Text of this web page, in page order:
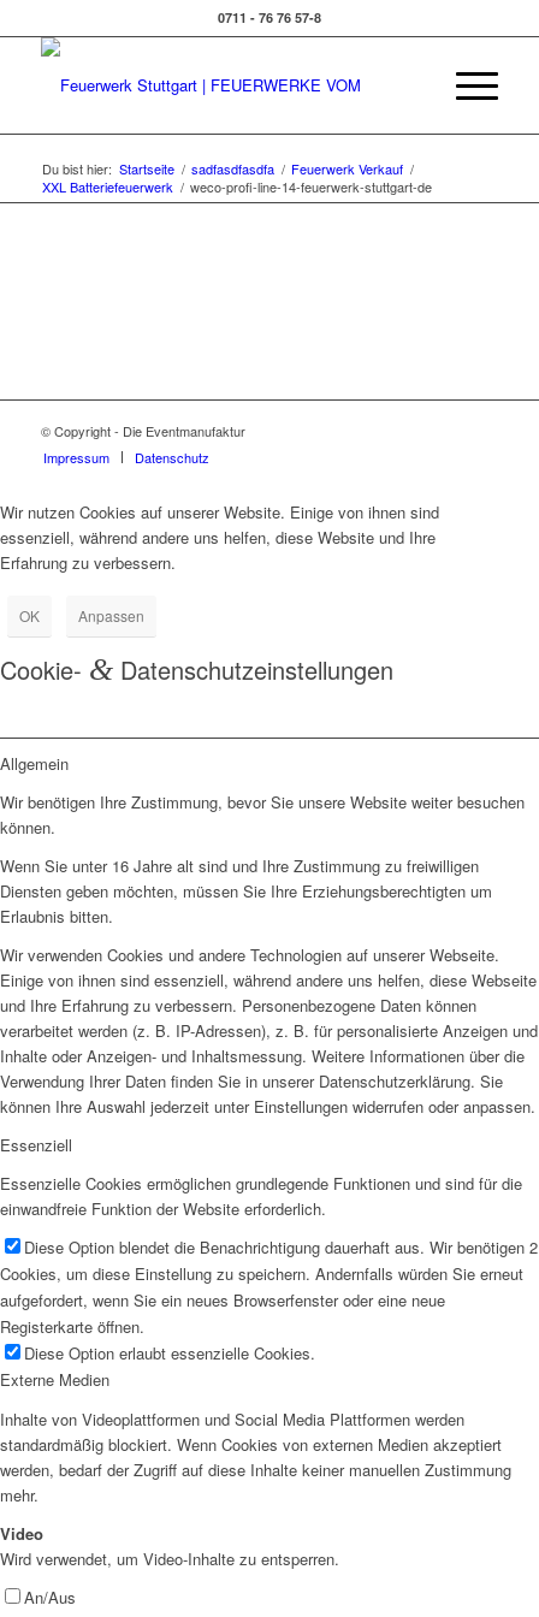
0711 - 76 76 57-8
Du bist hier: Startseite / sadfasdfasdfa / Feuerwerk Verkauf /
XXL Batteriefeuerwerk / weco-profi-line-14-feuerwerk-stuttgart-de
© Copyright - Die Eventmanufaktur
Impressum
Datenschutz
Wir nutzen Cookies auf unserer Website. Einige von ihnen sind
essenziell, während andere uns helfen, diese Website und Ihre
Erfahrung zu verbessern.
OK Anpassen
Cookie- & Datenschutzeinstellungen
Allgemein
Wir benötigen Ihre Zustimmung, bevor Sie unsere Website weiter besuchen
können.
Wenn Sie unter 16 Jahre alt sind und Ihre Zustimmung zu freiwilligen
Diensten geben möchten, müssen Sie Ihre Erziehungsberechtigten um
Erlaubnis bitten.
Wir verwenden Cookies und andere Technologien auf unserer Webseite.
Einige von ihnen sind essenziell, während andere uns helfen, diese Webseite
und Ihre Erfahrung zu verbessern. Personenbezogene Daten können
verarbeitet werden (z. B. IP-Adressen), z. B. für personalisierte Anzeigen und
Inhalte oder Anzeigen- und Inhaltsmessung. Weitere Informationen über die
Verwendung Ihrer Daten finden Sie in unserer Datenschutzerklärung. Sie
können Ihre Auswahl jederzeit unter Einstellungen widerrufen oder anpassen.
Essenziell
Essenzielle Cookies ermöglichen grundlegende Funktionen und sind für die
einwandfreie Funktion der Website erforderlich.
Diese Option blendet die Benachrichtigung dauerhaft aus. Wir benötigen 2
Cookies, um diese Einstellung zu speichern. Andernfalls würden Sie erneut
aufgefordert, wenn Sie ein neues Browserfenster oder eine neue
Registerkarte öffnen.
Diese Option erlaubt essenzielle Cookies.
Externe Medien
Inhalte von Videoplattformen und Social Media Plattformen werden
standardmäßig blockiert. Wenn Cookies von externen Medien akzeptiert
werden, bedarf der Zugriff auf diese Inhalte keiner manuellen Zustimmung
mehr.
Video
Wird verwendet, um Video-Inhalte zu entsperren.
An/Aus